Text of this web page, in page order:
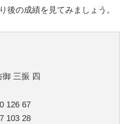
後の成績を見てみましょう。
三振 四
126 67
103 28